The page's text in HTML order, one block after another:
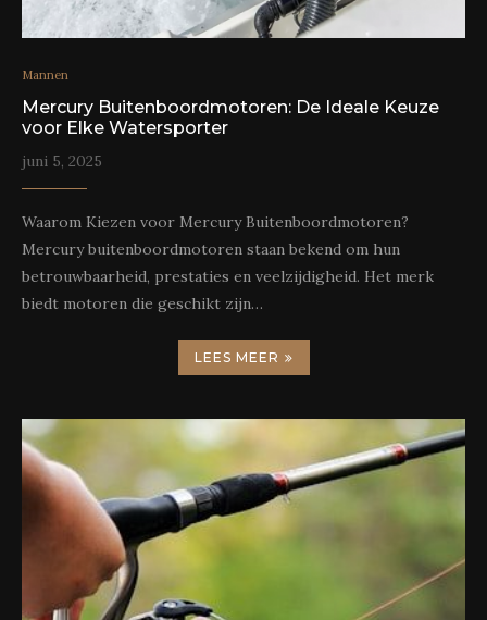
Mannen
Mercury Buitenboordmotoren: De Ideale Keuze
voor Elke Watersporter
juni 5, 2025
Waarom Kiezen voor Mercury Buitenboordmotoren?
Mercury buitenboordmotoren staan bekend om hun
betrouwbaarheid, prestaties en veelzijdigheid. Het merk
biedt motoren die geschikt zijn…
LEES MEER